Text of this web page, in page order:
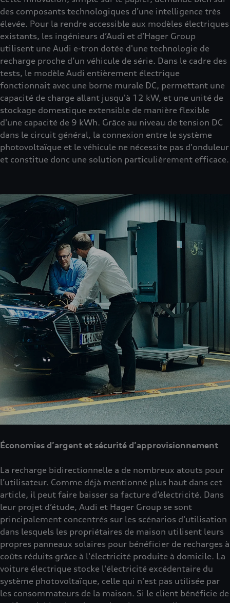
des composants technologiques d’une intelligence très
élevée. Pour la rendre accessible aux modèles électriques
existants, les ingénieurs d’Audi et d’Hager Group
utilisent une Audi e-tron dotée d'une technologie de
recharge proche d’un véhicule de série. Dans le cadre des
tests, le modèle Audi entièrement électrique
fonctionnait avec une borne murale DC, permettant une
capacité de charge allant jusqu'à 12 kW, et une unité de
stockage domestique extensible de manière flexible
d'une capacité de 9 kWh. Grâce au niveau de tension DC
dans le circuit général, la connexion entre le système
photovoltaïque et le véhicule ne nécessite pas d'onduleur
et constitue donc une solution particulièrement efficace.
Économies d’argent et sécurité d’approvisionnement
La recharge bidirectionnelle a de nombreux atouts pour
l’utilisateur. Comme déjà mentionné plus haut dans cet
article, il peut faire baisser sa facture d’électricité. Dans
leur projet d’étude, Audi et Hager Group se sont
principalement concentrés sur les scénarios d'utilisation
dans lesquels les propriétaires de maison utilisent leurs
propres panneaux solaires pour bénéficier de recharges à
coûts réduits grâce à l'électricité produite à domicile. La
voiture électrique stocke l'électricité excédentaire du
système photovoltaïque, celle qui n'est pas utilisée par
les consommateurs de la maison. Si le client bénéficie de